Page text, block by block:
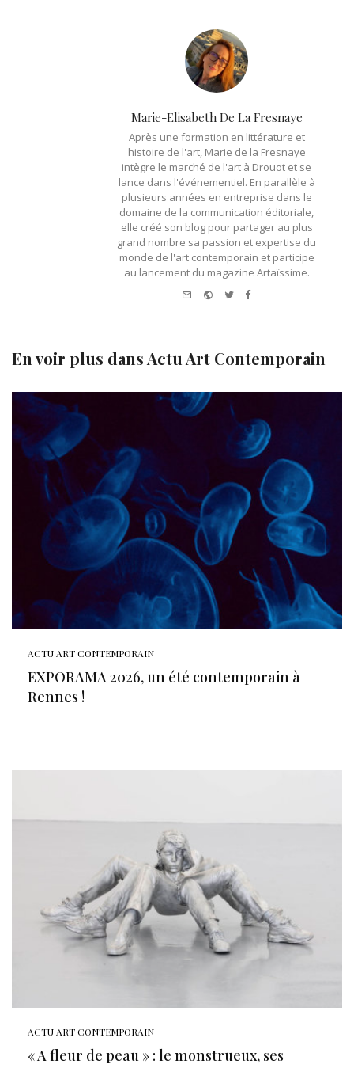
Marie-Elisabeth De La Fresnaye
Après une formation en littérature et
histoire de l'art, Marie de la Fresnaye
intègre le marché de l'art à Drouot et se
lance dans l'événementiel. En parallèle à
plusieurs années en entreprise dans le
domaine de la communication éditoriale,
elle créé son blog pour partager au plus
grand nombre sa passion et expertise du
monde de l'art contemporain et participe
au lancement du magazine Artaïssime.
Website
TwitterFacebook
En voir plus dansActu Art Contemporain
ACTU ART CONTEMPORAIN
EXPORAMA 2026, un été contemporain à
Rennes !
ACTU ART CONTEMPORAIN
« A fleur de peau » : le monstrueux, ses